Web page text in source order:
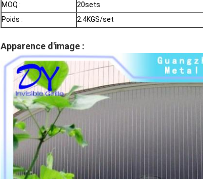
MOQ :
20sets
Poids :
2.4KGS/set
Apparence d'image :